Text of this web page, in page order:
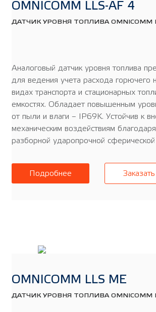
OMNICOMM LLS-AF 4
ДАТЧИК УРОВНЯ ТОПЛИВА OMNICOMM
Аналоговый датчик уровня топлива
для ведения учета расхода горючего
видах транспорта и стационарных
емкостях. Обладает повышенным
от пыли и влаги – IP69K. Устойчив к
механическим воздействиям
разборной ударопрочной
Подробнее Заказать
OMNICOMM LLS ME
ДАТЧИК УРОВНЯ ТОПЛИВА OMNICOMM